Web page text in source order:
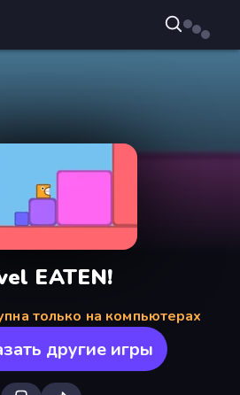
EATEN!
только на компьютерах
другие игры